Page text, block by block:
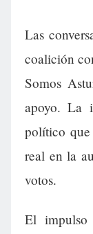
Las
coalición
Somos
apoyo. La
político que
real en la
votos.
El